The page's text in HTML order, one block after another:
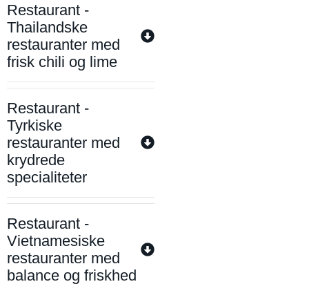
Restaurant -
Thailandske
restauranter med
frisk chili og lime
Restaurant -
Tyrkiske
restauranter med
krydrede
specialiteter
Restaurant -
Vietnamesiske
restauranter med
balance og friskhed